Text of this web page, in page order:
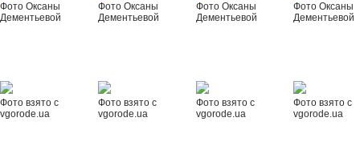
Фото Оксаны
Дементьевой
Фото Оксаны
Дементьевой
Фото Оксаны
Дементьевой
Фото Оксаны
Дементьевой
Фото взято с
vgorode.ua
Фото взято с
vgorode.ua
Фото взято с
vgorode.ua
Фото взято с
vgorode.ua